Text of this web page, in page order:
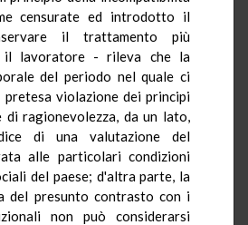
censurate ed introdotto il
il trattamento più
il lavoratore - rileva che la
del periodo nel quale ci
violazione dei principi
di ragionevolezza, da un lato,
di una valutazione del
alle particolari condizioni
del paese; d'altra parte, la
del presunto contrasto con i
non può considerarsi